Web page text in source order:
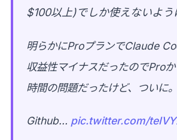
$100以上)でしか使えないよう
明らかにProプランでClaude
収益性マイナスだったのでPro
時間の問題だったけど、ついに。
Github… pic.twitter.com/